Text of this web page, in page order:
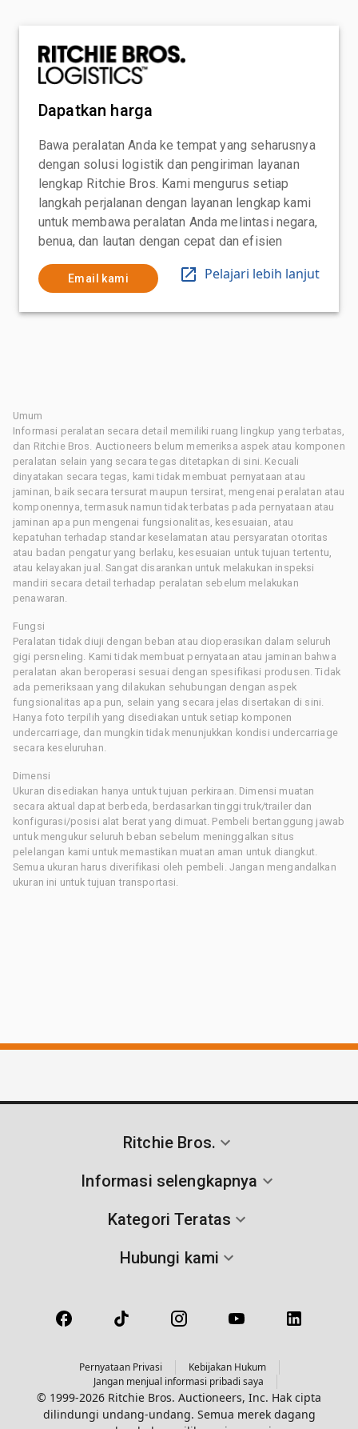
Dapatkan harga
Bawa peralatan Anda ke tempat yang seharusnya
dengan solusi logistik dan pengiriman layanan
lengkap Ritchie Bros. Kami mengurus setiap
langkah perjalanan dengan layanan lengkap kami
untuk membawa peralatan Anda melintasi negara,
benua, dan lautan dengan cepat dan efisien
Email kami Pelajari lebih lanjut
Umum
Informasi peralatan secara detail memiliki ruang lingkup yang terbatas,
dan Ritchie Bros. Auctioneers belum memeriksa aspek atau komponen
peralatan selain yang secara tegas ditetapkan di sini. Kecuali
dinyatakan secara tegas, kami tidak membuat pernyataan atau
jaminan, baik secara tersurat maupun tersirat, mengenai peralatan atau
komponennya, termasuk namun tidak terbatas pada pernyataan atau
jaminan apa pun mengenai fungsionalitas, kesesuaian, atau
kepatuhan terhadap standar keselamatan atau persyaratan otoritas
atau badan pengatur yang berlaku, kesesuaian untuk tujuan tertentu,
atau kelayakan jual. Sangat disarankan untuk melakukan inspeksi
mandiri secara detail terhadap peralatan sebelum melakukan
penawaran.
Fungsi
Peralatan tidak diuji dengan beban atau dioperasikan dalam seluruh
gigi persneling. Kami tidak membuat pernyataan atau jaminan bahwa
peralatan akan beroperasi sesuai dengan spesifikasi produsen. Tidak
ada pemeriksaan yang dilakukan sehubungan dengan aspek
fungsionalitas apa pun, selain yang secara jelas disertakan di sini.
Hanya foto terpilih yang disediakan untuk setiap komponen
undercarriage, dan mungkin tidak menunjukkan kondisi undercarriage
secara keseluruhan.
Dimensi
Ukuran disediakan hanya untuk tujuan perkiraan. Dimensi muatan
secara aktual dapat berbeda, berdasarkan tinggi truk/trailer dan
konfigurasi/posisi alat berat yang dimuat. Pembeli bertanggung jawab
untuk mengukur seluruh beban sebelum meninggalkan situs
pelelangan kami untuk memastikan muatan aman untuk diangkut.
Semua ukuran harus diverifikasi oleh pembeli. Jangan mengandalkan
ukuran ini untuk tujuan transportasi.
Ritchie Bros.
Informasi selengkapnya
Kategori Teratas
Hubungi kami
Pernyataan Privasi
Kebijakan Hukum
Jangan menjual informasi pribadi saya
© 1999-2026 Ritchie Bros. Auctioneers, Inc. Hak cipta
dilindungi undang-undang. Semua merek dagang